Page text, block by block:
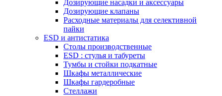
Дозирующие насадки и аксессуары
Дозирующие клапаны
Расходные материалы для селективной
пайки
ESD и антистатика
Столы производственные
ESD : cтулья и табуреты
Тумбы и стойки подкатные
Шкафы металлические
Шкафы гардеробные
Стеллажи